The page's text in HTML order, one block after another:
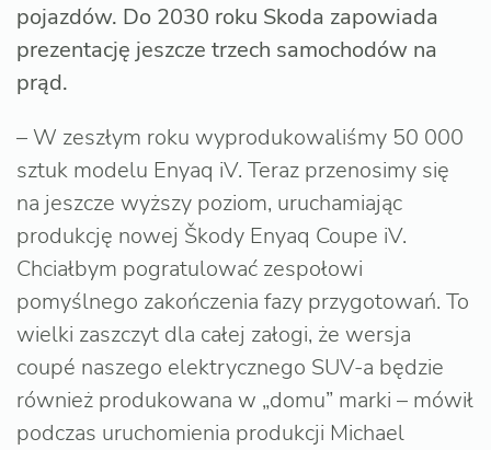
pojazdów. Do 2030 roku Skoda zapowiada
prezentację jeszcze trzech samochodów na
prąd.
– W zeszłym roku wyprodukowaliśmy 50 000
sztuk modelu Enyaq iV. Teraz przenosimy się
na jeszcze wyższy poziom, uruchamiając
produkcję nowej Škody Enyaq Coupe iV.
Chciałbym pogratulować zespołowi
pomyślnego zakończenia fazy przygotowań. To
wielki zaszczyt dla całej załogi, że wersja
coupé naszego elektrycznego SUV-a będzie
również produkowana w „domu” marki – mówił
podczas uruchomienia produkcji Michael